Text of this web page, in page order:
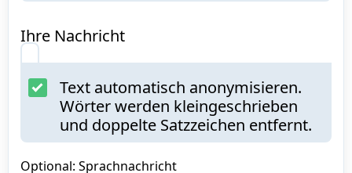
Ihre Nachricht
Text automatisch anonymisieren.
Wörter werden kleingeschrieben
und doppelte Satzzeichen entfernt.
Optional: Sprachnachricht